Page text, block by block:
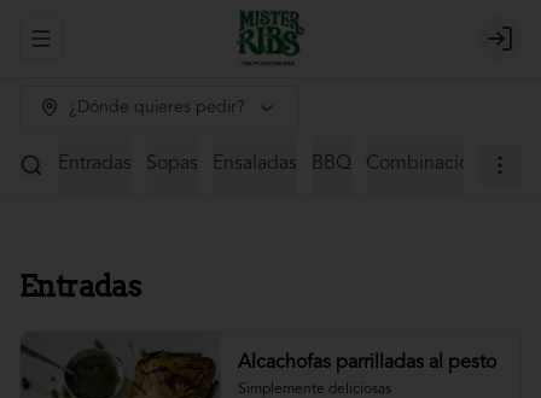
Abrir menu de navegación Login
¿Dónde quieres pedir?
Entradas Sopas Ensaladas BBQ Combinaciones
Entradas
Alcachofas parrilladas al pesto
Simplemente deliciosas